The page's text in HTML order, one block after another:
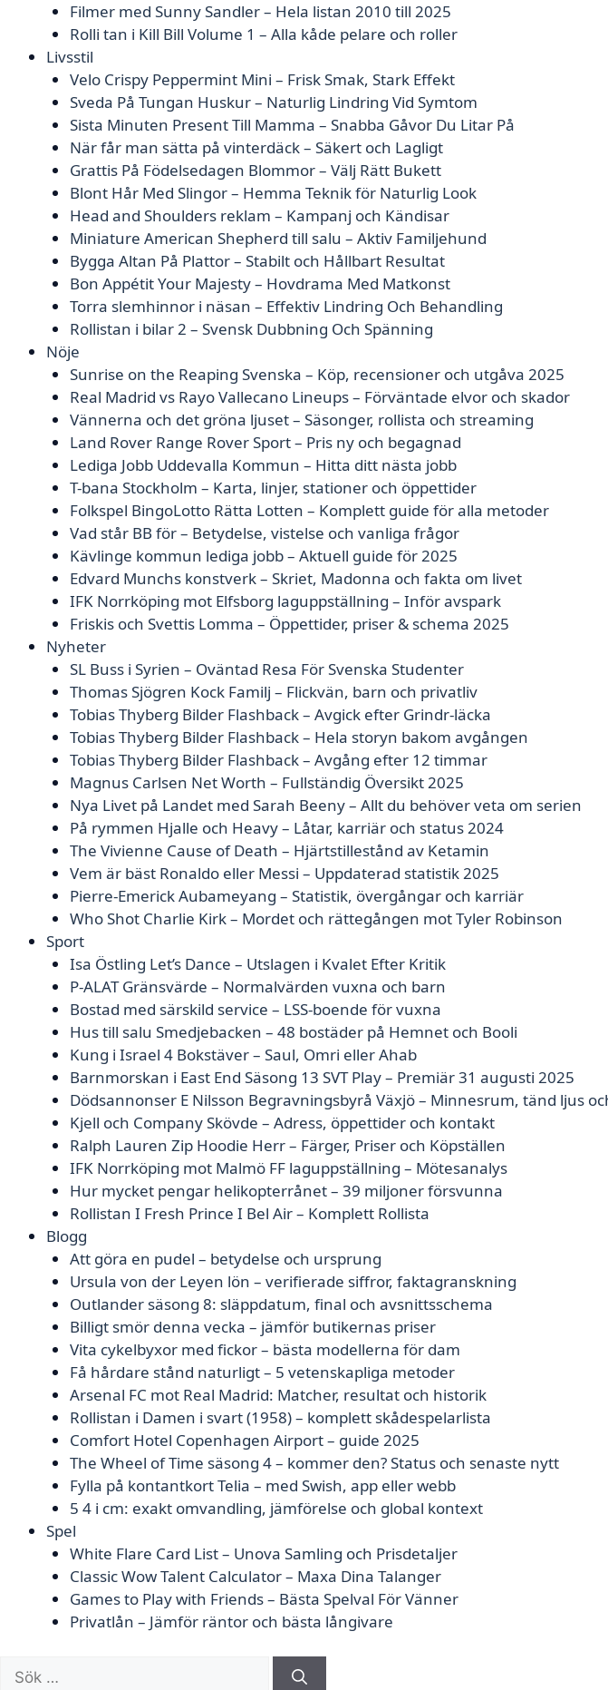
Filmer med Sunny Sandler – Hela listan 2010 till 2025
Rolli tan i Kill Bill Volume 1 – Alla kåde pelare och roller
Livsstil
Velo Crispy Peppermint Mini – Frisk Smak, Stark Effekt
Sveda På Tungan Huskur – Naturlig Lindring Vid Symtom
Sista Minuten Present Till Mamma – Snabba Gåvor Du Litar På
När får man sätta på vinterdäck – Säkert och Lagligt
Grattis På Födelsedagen Blommor – Välj Rätt Bukett
Blont Hår Med Slingor – Hemma Teknik för Naturlig Look
Head and Shoulders reklam – Kampanj och Kändisar
Miniature American Shepherd till salu – Aktiv Familjehund
Bygga Altan På Plattor – Stabilt och Hållbart Resultat
Bon Appétit Your Majesty – Hovdrama Med Matkonst
Torra slemhinnor i näsan – Effektiv Lindring Och Behandling
Rollistan i bilar 2 – Svensk Dubbning Och Spänning
Nöje
Sunrise on the Reaping Svenska – Köp, recensioner och utgåva 2025
Real Madrid vs Rayo Vallecano Lineups – Förväntade elvor och skador
Vännerna och det gröna ljuset – Säsonger, rollista och streaming
Land Rover Range Rover Sport – Pris ny och begagnad
Lediga Jobb Uddevalla Kommun – Hitta ditt nästa jobb
T-bana Stockholm – Karta, linjer, stationer och öppettider
Folkspel BingoLotto Rätta Lotten – Komplett guide för alla metoder
Vad står BB för – Betydelse, vistelse och vanliga frågor
Kävlinge kommun lediga jobb – Aktuell guide för 2025
Edvard Munchs konstverk – Skriet, Madonna och fakta om livet
IFK Norrköping mot Elfsborg laguppställning – Inför avspark
Friskis och Svettis Lomma – Öppettider, priser & schema 2025
Nyheter
SL Buss i Syrien – Oväntad Resa För Svenska Studenter
Thomas Sjögren Kock Familj – Flickvän, barn och privatliv
Tobias Thyberg Bilder Flashback – Avgick efter Grindr-läcka
Tobias Thyberg Bilder Flashback – Hela storyn bakom avgången
Tobias Thyberg Bilder Flashback – Avgång efter 12 timmar
Magnus Carlsen Net Worth – Fullständig Översikt 2025
Nya Livet på Landet med Sarah Beeny – Allt du behöver veta om serien
På rymmen Hjalle och Heavy – Låtar, karriär och status 2024
The Vivienne Cause of Death – Hjärtstillestånd av Ketamin
Vem är bäst Ronaldo eller Messi – Uppdaterad statistik 2025
Pierre-Emerick Aubameyang – Statistik, övergångar och karriär
Who Shot Charlie Kirk – Mordet och rättegången mot Tyler Robinson
Sport
Isa Östling Let’s Dance – Utslagen i Kvalet Efter Kritik
P-ALAT Gränsvärde – Normalvärden vuxna och barn
Bostad med särskild service – LSS-boende för vuxna
Hus till salu Smedjebacken – 48 bostäder på Hemnet och Booli
Kung i Israel 4 Bokstäver – Saul, Omri eller Ahab
Barnmorskan i East End Säsong 13 SVT Play – Premiär 31 augusti 2025
Dödsannonser E Nilsson Begravningsbyrå Växjö – Minnesrum, tänd ljus
Kjell och Company Skövde – Adress, öppettider och kontakt
Ralph Lauren Zip Hoodie Herr – Färger, Priser och Köpställen
IFK Norrköping mot Malmö FF laguppställning – Mötesanalys
Hur mycket pengar helikopterrånet – 39 miljoner försvunna
Rollistan I Fresh Prince I Bel Air – Komplett Rollista
Blogg
Att göra en pudel – betydelse och ursprung
Ursula von der Leyen lön – verifierade siffror, faktagranskning
Outlander säsong 8: släppdatum, final och avsnittsschema
Billigt smör denna vecka – jämför butikernas priser
Vita cykelbyxor med fickor – bästa modellerna för dam
Få hårdare stånd naturligt – 5 vetenskapliga metoder
Arsenal FC mot Real Madrid: Matcher, resultat och historik
Rollistan i Damen i svart (1958) – komplett skådespelarlista
Comfort Hotel Copenhagen Airport – guide 2025
The Wheel of Time säsong 4 – kommer den? Status och senaste nytt
Fylla på kontantkort Telia – med Swish, app eller webb
5 4 i cm: exakt omvandling, jämförelse och global kontext
Spel
White Flare Card List – Unova Samling och Prisdetaljer
Classic Wow Talent Calculator – Maxa Dina Talanger
Games to Play with Friends – Bästa Spelval För Vänner
Privatlån – Jämför räntor och bästa långivare
Sök